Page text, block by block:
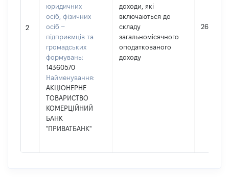
2
юридичних
осіб, фізичних
осіб –
підприємців та
громадських
формувань:
14360570
Найменування:
АКЦІОНЕРНЕ
ТОВАРИСТВО
КОМЕРЦІЙНИЙ
БАНК
"ПРИВАТБАНК"
доходи, які
включаються до
складу
загальномісячного
оподаткованого
доходу
26